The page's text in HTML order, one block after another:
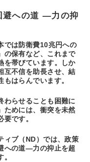
避への道 ―力の抑
では防衛費10兆円への
の保有など、これまで
を帯びています。しか
互不信を助長させ、結
はらんでいます。
わらせることも困難に
ためには、衝突を未然
です。
ィブ（ND）では、政策
への道―力の抑止を超